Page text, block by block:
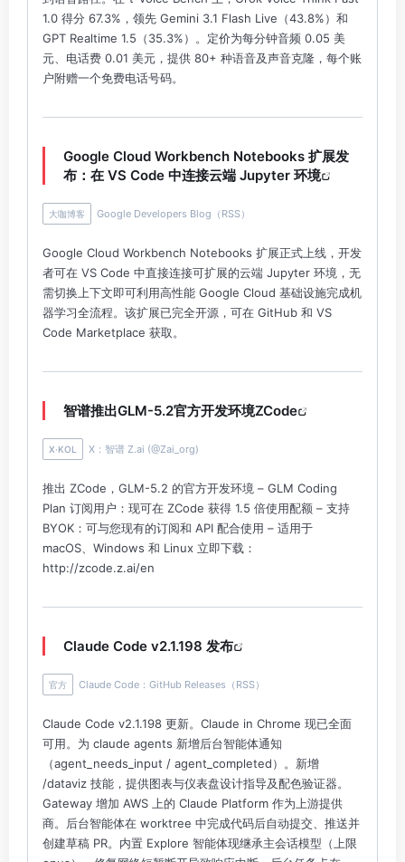
1.0 得分 67.3%，领先 Gemini 3.1 Flash Live（43.8%）和
GPT Realtime 1.5（35.3%）。定价为每分钟音频 0.05 美
元、电话费 0.01 美元，提供 80+ 种语音及声音克隆，每个账
户附赠一个免费电话号码。
Google Cloud Workbench Notebooks 扩展发
布：在 VS Code 中连接云端 Jupyter 环境
大咖博客 Google Developers Blog（RSS）
Google Cloud Workbench Notebooks 扩展正式上线，开发
者可在 VS Code 中直接连接可扩展的云端 Jupyter 环境，无
需切换上下文即可利用高性能 Google Cloud 基础设施完成机
器学习全流程。该扩展已完全开源，可在 GitHub 和 VS
Code Marketplace 获取。
智谱推出GLM-5.2官方开发环境ZCode
X·KOL X：智谱 Z.ai (@Zai_org)
推出 ZCode，GLM-5.2 的官方开发环境 – GLM Coding
Plan 订阅用户：现可在 ZCode 获得 1.5 倍使用配额 – 支持
BYOK：可与您现有的订阅和 API 配合使用 – 适用于
macOS、Windows 和 Linux 立即下载：
http://zcode.z.ai/en
Claude Code v2.1.198 发布
官方 Claude Code：GitHub Releases（RSS）
Claude Code v2.1.198 更新。Claude in Chrome 现已全面
可用。为 claude agents 新增后台智能体通知
（agent_needs_input / agent_completed）。新增
/dataviz 技能，提供图表与仪表盘设计指导及配色验证器。
Gateway 增加 AWS 上的 Claude Platform 作为上游提供
商。后台智能体在 worktree 中完成代码后自动提交、推送并
创建草稿 PR。内置 Explore 智能体现继承主会话模型（上限